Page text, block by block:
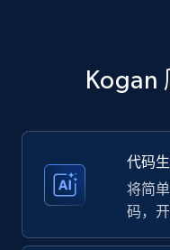
price, Currency,
Amazon
Kogan
代码
将简
码，